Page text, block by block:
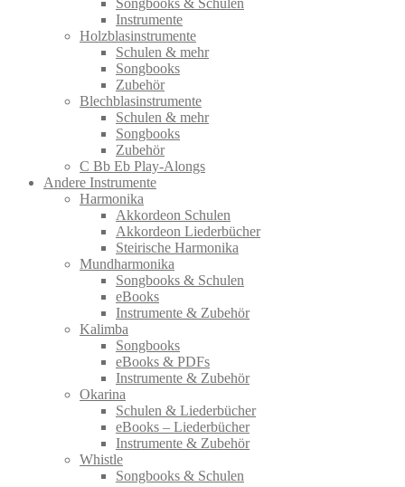
Songbooks & Schulen
Instrumente
Holzblasinstrumente
Schulen & mehr
Songbooks
Zubehör
Blechblasinstrumente
Schulen & mehr
Songbooks
Zubehör
C Bb Eb Play-Alongs
Andere Instrumente
Harmonika
Akkordeon Schulen
Akkordeon Liederbücher
Steirische Harmonika
Mundharmonika
Songbooks & Schulen
eBooks
Instrumente & Zubehör
Kalimba
Songbooks
eBooks & PDFs
Instrumente & Zubehör
Okarina
Schulen & Liederbücher
eBooks – Liederbücher
Instrumente & Zubehör
Whistle
Songbooks & Schulen